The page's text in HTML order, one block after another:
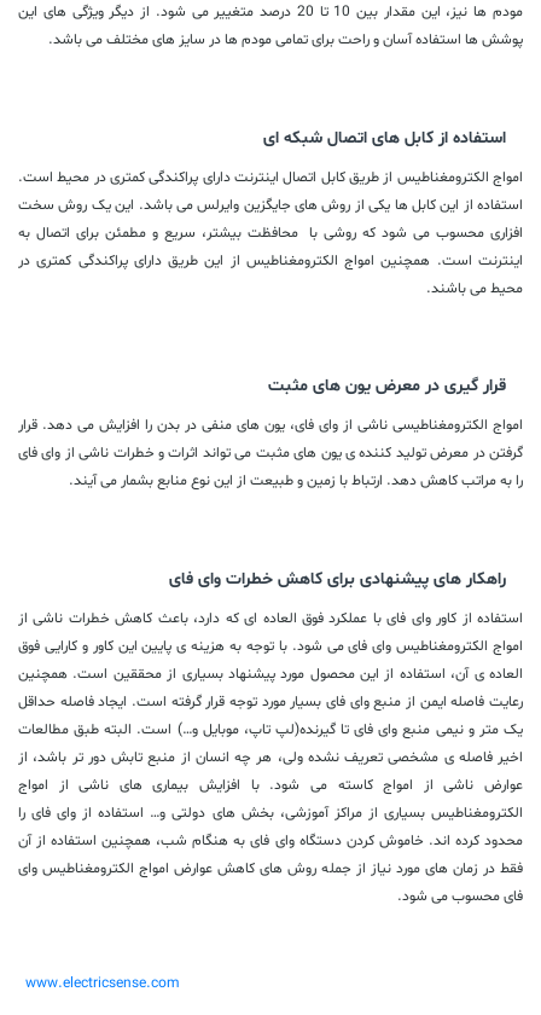
مودم ها نیز، این مقدار بین 10 تا 20 درصد متغییر می شود. از دیگر ویژگی های این
پوشش ها استفاده آسان و راحت برای تمامی مودم ها در سایز های مختلف می باشد.
استفاده از کابل های اتصال شبکه ای
امواج الکترومغناطیس از طریق کابل اتصال اینترنت دارای پراکندگی کمتری در محیط است.
استفاده از این کابل ها یکی از روش های جایگزین وایرلس می باشد. این یک روش سخت
افزاری محسوب می شود که روشی با محافظت بیشتر، سریع و مطمئن برای اتصال به
اینترنت است. همچنین امواج الکترومغناطیس از این طریق دارای پراکندگی کمتری در
محیط می باشند.
قرار گیری در معرض یون های مثبت
امواج الکترومغناطیسی ناشی از وای فای، یون های منفی در بدن را افزایش می دهد. قرار
گرفتن در معرض تولید کننده ی یون های مثبت می تواند اثرات و خطرات ناشی از وای فای
را به مراتب کاهش دهد. ارتباط با زمین و طبیعت از این نوع منابع بشمار می آیند.
راهکار های پیشنهادی برای کاهش خطرات وای فای
استفاده از کاور وای فای با عملکرد فوق العاده ای که دارد، باعث کاهش خطرات ناشی از
امواج الکترومغناطیس وای فای می شود. با توجه به هزینه ی پایین این کاور و کارایی فوق
العاده ی آن، استفاده از این محصول مورد پیشنهاد بسیاری از محققین است. همچنین
رعایت فاصله ایمن از منبع وای فای بسیار مورد توجه قرار گرفته است. ایجاد فاصله حداقل
یک متر و نیمی منبع وای فای تا گیرنده(لپ تاپ، موبایل و…) است. البته طبق مطالعات
اخیر فاصله ی مشخصی تعریف نشده ولی، هر چه انسان از منبع تابش دور تر باشد، از
عوارض ناشی از امواج کاسته می شود. با افزایش بیماری های ناشی از امواج
الکترومغناطیس بسیاری از مراکز آموزشی، بخش های دولتی و… استفاده از وای فای را
محدود کرده اند. خاموش کردن دستگاه وای فای به هنگام شب، همچنین استفاده از آن
فقط در زمان های مورد نیاز از جمله روش های کاهش عوارض امواج الکترومغناطیس وای
فای محسوب می شود.
www.electricsense.com